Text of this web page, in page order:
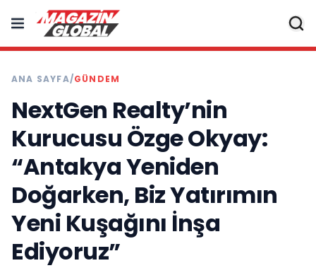
ANA SAYFA/GÜNDEM
NextGen Realty’nin
Kurucusu Özge Okyay:
“Antakya Yeniden
Doğarken, Biz Yatırımın
Yeni Kuşağını İnşa
Ediyoruz”